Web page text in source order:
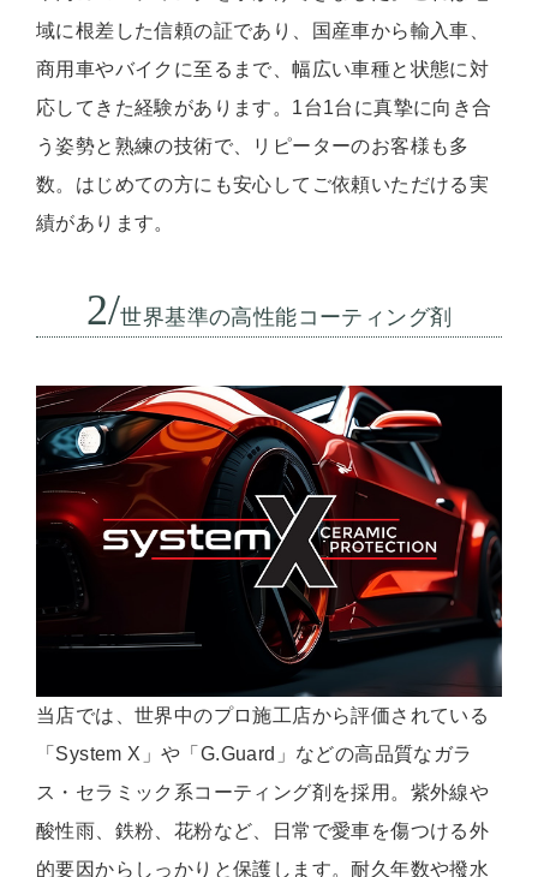
域に根差した信頼の証であり、国産車から輸入車、
商用車やバイクに至るまで、幅広い車種と状態に対
応してきた経験があります。1台1台に真摯に向き合
う姿勢と熟練の技術で、リピーターのお客様も多
数。はじめての方にも安心してご依頼いただける実
績があります。
2/世界基準の高性能コーティング剤
当店では、世界中のプロ施工店から評価されている
「System X」や「G.Guard」などの高品質なガラ
ス・セラミック系コーティング剤を採用。紫外線や
酸性雨、鉄粉、花粉など、日常で愛車を傷つける外
的要因からしっかりと保護します。耐久年数や撥水